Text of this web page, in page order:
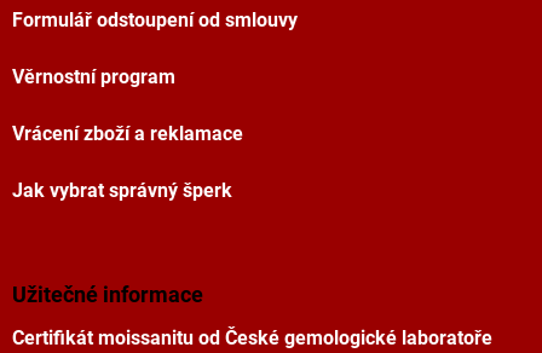
Formulář odstoupení od smlouvy
Věrnostní program
Vrácení zboží a reklamace
Jak vybrat správný šperk
Užitečné informace
Certifikát moissanitu od České gemologické laboratoře